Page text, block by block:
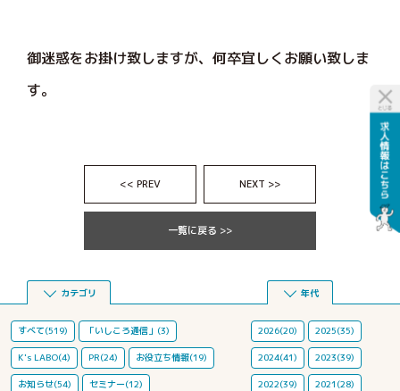
御迷惑をお掛け致しますが、何卒宜しくお願い致しま
す。
<< PREV NEXT >>
一覧に戻る >>
カテゴリ
すべて(519) 「いしころ通信」(3)
K's LABO(4) PR(24) お役立ち情報(19)
お知らせ(54) セミナー(12)
年代
2026(20) 2025(35)
2024(41) 2023(39)
2022(39) 2021(28)